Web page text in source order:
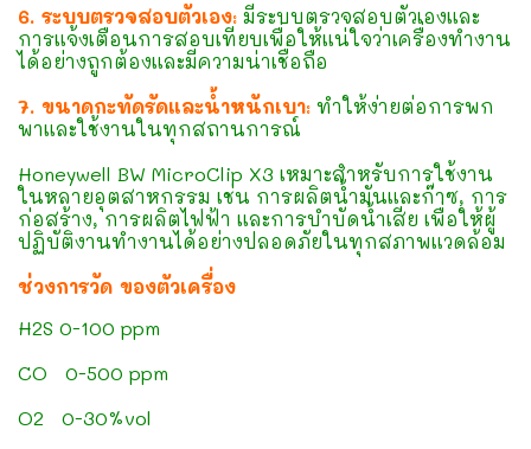
6. ระบบตรวจสอบตัวเอง: มีระบบตรวจสอบตัวเองและ
การแจ้งเตือนการสอบเทียบเพื่อให้แน่ใจว่าเครื่องทำงาน
ได้อย่างถูกต้องและมีความน่าเชื่อถือ
7. ขนาดกะทัดรัดและน้ำหนักเบา: ทำให้ง่ายต่อการพก
พาและใช้งานในทุกสถานการณ์
Honeywell BW MicroClip X3 เหมาะสำหรับการใช้งาน
ในหลายอุตสาหกรรม เช่น การผลิตน้ำมันและก๊าซ, การ
ก่อสร้าง, การผลิตไฟฟ้า และการบำบัดน้ำเสีย เพื่อให้ผู้
ปฏิบัติงานทำงานได้อย่างปลอดภัยในทุกสภาพแวดล้อม
ช่วงการวัด ของตัวเครื่อง
H2S 0-100 ppm
CO 0-500 ppm
O2 0-30%vol